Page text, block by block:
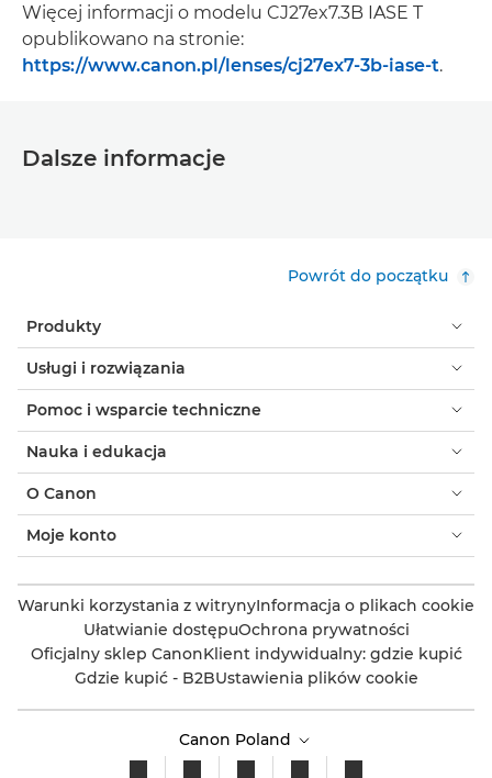
Więcej informacji o modelu CJ27ex7.3B IASE T
opublikowano na stronie:
https://www.canon.pl/lenses/cj27ex7-3b-iase-t.
Dalsze informacje
Powrót do początku
Produkty
Usługi i rozwiązania
Pomoc i wsparcie techniczne
Nauka i edukacja
O Canon
Moje konto
Warunki korzystania z witrynyInformacja o plikach cookie
Ułatwianie dostępuOchrona prywatności
Oficjalny sklep CanonKlient indywidualny: gdzie kupić
Gdzie kupić - B2BUstawienia plików cookie
Canon Poland